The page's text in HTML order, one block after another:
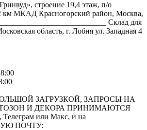
строение 19,4 этаж, п/о
км МКАД Красногорский район, Москва,
Склад для
область, г. Лобня ул. Западная 4
ЗАГРУЗКОЙ, ЗАПРОСЫ НА
И ДЕКОРА ПРИНИМАЮТСЯ
или Макс, и на
ПОЧТУ: